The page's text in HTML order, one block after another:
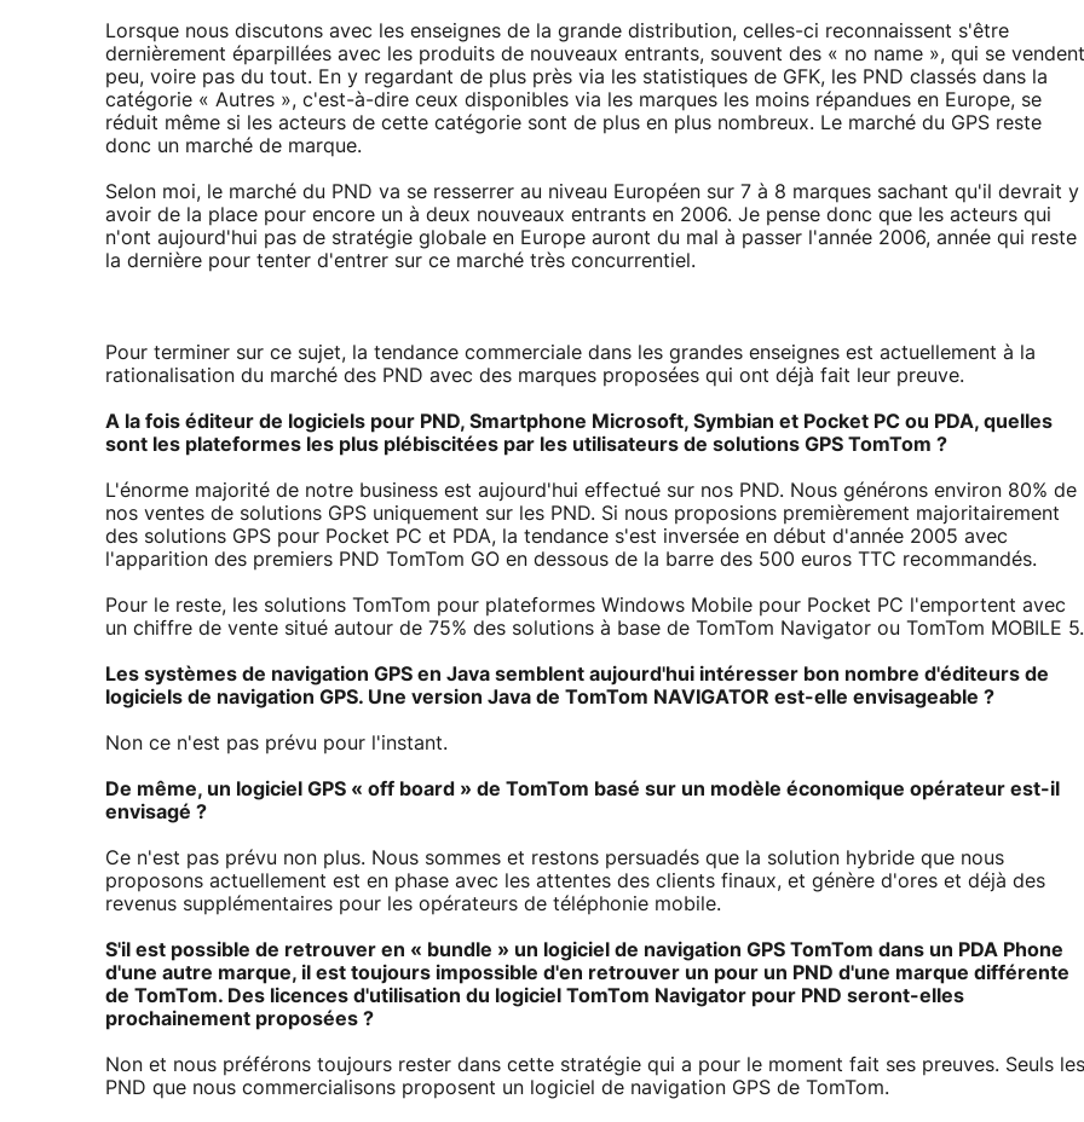
Lorsque nous discutons avec les enseignes de la grande distribution, celles-ci reconnaissent s'être
dernièrement éparpillées avec les produits de nouveaux entrants, souvent des « no name », qui se vendent
peu, voire pas du tout. En y regardant de plus près via les statistiques de GFK, les PND classés dans la
catégorie « Autres », c'est-à-dire ceux disponibles via les marques les moins répandues en Europe, se
réduit même si les acteurs de cette catégorie sont de plus en plus nombreux. Le marché du GPS reste
donc un marché de marque.
Selon moi, le marché du PND va se resserrer au niveau Européen sur 7 à 8 marques sachant qu'il devrait y
avoir de la place pour encore un à deux nouveaux entrants en 2006. Je pense donc que les acteurs qui
n'ont aujourd'hui pas de stratégie globale en Europe auront du mal à passer l'année 2006, année qui reste
la dernière pour tenter d'entrer sur ce marché très concurrentiel.
Pour terminer sur ce sujet, la tendance commerciale dans les grandes enseignes est actuellement à la
rationalisation du marché des PND avec des marques proposées qui ont déjà fait leur preuve.
A la fois éditeur de logiciels pour PND, Smartphone Microsoft, Symbian et Pocket PC ou PDA, quelles
sont les plateformes les plus plébiscitées par les utilisateurs de solutions GPS TomTom ?
L'énorme majorité de notre business est aujourd'hui effectué sur nos PND. Nous générons environ 80% de
nos ventes de solutions GPS uniquement sur les PND. Si nous proposions premièrement majoritairement
des solutions GPS pour Pocket PC et PDA, la tendance s'est inversée en début d'année 2005 avec
l'apparition des premiers PND TomTom GO en dessous de la barre des 500 euros TTC recommandés.
Pour le reste, les solutions TomTom pour plateformes Windows Mobile pour Pocket PC l'emportent avec
un chiffre de vente situé autour de 75% des solutions à base de TomTom Navigator ou TomTom MOBILE 5.
Les systèmes de navigation GPS en Java semblent aujourd'hui intéresser bon nombre d'éditeurs de
logiciels de navigation GPS. Une version Java de TomTom NAVIGATOR est-elle envisageable ?
Non ce n'est pas prévu pour l'instant.
De même, un logiciel GPS « off board » de TomTom basé sur un modèle économique opérateur est-il
envisagé ?
Ce n'est pas prévu non plus. Nous sommes et restons persuadés que la solution hybride que nous
proposons actuellement est en phase avec les attentes des clients finaux, et génère d'ores et déjà des
revenus supplémentaires pour les opérateurs de téléphonie mobile.
S'il est possible de retrouver en « bundle » un logiciel de navigation GPS TomTom dans un PDA Phone
d'une autre marque, il est toujours impossible d'en retrouver un pour un PND d'une marque différente
de TomTom. Des licences d'utilisation du logiciel TomTom Navigator pour PND seront-elles
prochainement proposées ?
Non et nous préférons toujours rester dans cette stratégie qui a pour le moment fait ses preuves. Seuls les
PND que nous commercialisons proposent un logiciel de navigation GPS de TomTom.